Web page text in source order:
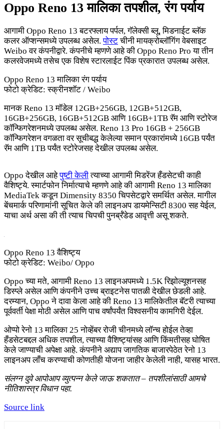
Oppo Reno 13 मालिका तपशील, रंग पर्याय
आगामी Oppo Reno 13 बटरफ्लाय पर्पल, गॅलेक्सी ब्लू, मिडनाईट ब्लॅक
कलर ऑप्शन्समध्ये उपलब्ध असेल.पोस्टचीनी मायक्रोब्लॉगिंग वेबसाइट
Weibo वर कंपनीद्वारे. कंपनीचे म्हणणे आहे की Oppo Reno Pro या तीन
कलरवेजमध्ये तसेच एक विशेष स्टारलाईट पिंक प्रकारात उपलब्ध असेल.
Oppo Reno 13 मालिका रंग पर्याय
फोटो क्रेडिट: स्क्रीनशॉट / Weibo
मानक Reno 13 मॉडेल 12GB+256GB, 12GB+512GB,
16GB+256GB, 16GB+512GB आणि 16GB+1TB रॅम आणि स्टोरेज
कॉन्फिगरेशनमध्ये उपलब्ध असेल. Reno 13 Pro 16GB + 256GB
कॉन्फिगरेशन वगळता वर सूचीबद्ध केलेल्या समान प्रकारांमध्ये 16GB पर्यंत
रॅम आणि 1TB पर्यंत स्टोरेजसह देखील उपलब्ध असेल.
Oppo देखील आहेपुष्टी केलीत्याच्या आगामी मिडरेंज हँडसेटची काही
वैशिष्ट्ये. स्मार्टफोन निर्मात्याचे म्हणणे आहे की आगामी Reno 13 मालिका
MediaTek कडून Dimensity 8350 चिपसेटद्वारे समर्थित असेल. मागील
बेंचमार्क परिणामांनी सूचित केले की लाइनअप डायमेन्सिटी 8300 सह येईल,
याचा अर्थ असा की ती त्याच चिपची पुनर्ब्रँडेड आवृत्ती असू शकते.
Oppo Reno 13 वैशिष्ट्य
फोटो क्रेडिट: Weibo/ Oppo
Oppo च्या मते, आगामी Reno 13 लाइनअपमध्ये 1.5K रिझोल्यूशनसह
डिस्प्ले असेल आणि कंपनीने उच्च ब्राइटनेस पातळी देखील छेडली आहे.
दरम्यान, Oppo ने दावा केला आहे की Reno 13 मालिकेतील बॅटरी त्याच्या
पूर्ववर्ती पेक्षा मोठी असेल आणि पाच वर्षांपर्यंत विश्वसनीय कामगिरी देईल.
ओप्पो रेनो 13 मालिका 25 नोव्हेंबर रोजी चीनमध्ये लॉन्च होईल तेव्हा
हँडसेटबद्दल अधिक तपशील, त्याच्या वैशिष्ट्यांसह आणि किंमतीसह घोषित
केले जाण्याची अपेक्षा आहे. कंपनीने अद्याप जागतिक बाजारपेठेत रेनो 13
लाइनअप लाँच करण्याची कोणतीही योजना जाहीर केलेली नाही, यासह भारत.
संलग्न दुवे आपोआप व्युत्पन्न केले जाऊ शकतात – तपशीलांसाठी आमचे
नीतिशास्त्र विधान पहा.
Source link